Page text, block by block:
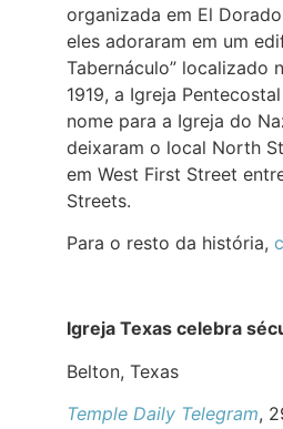
organizada em El
eles adoraram em um
Tabernáculo” localizado
1919, a Igreja
nome para a Igreja do
deixaram o local North
em West First Street
Streets.
Para o resto da história,
Igreja Texas celebra
Belton, Texas
Temple Daily Telegram,